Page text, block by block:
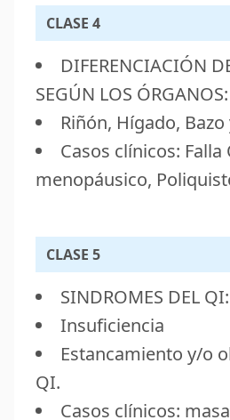
CLASE 4
DIFERENCIACIÓN
SEGÚN LOS ÓRGANOS:
Riñón, Hígado,
Casos clínicos: Falla
menopáusico,
CLASE 5
SINDROMES DEL QI:
Insuficiencia
Estancamiento y/o
QI.
Casos clínicos: